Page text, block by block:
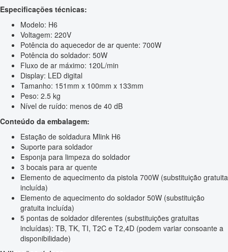
Especificações técnicas:
Modelo: H6
Voltagem: 220V
Potência do aquecedor de ar quente: 700W
Potência do soldador: 50W
Fluxo de ar máximo: 120L/min
Display: LED digital
Tamanho: 151mm x 100mm x 133mm
Peso: 2.5 kg
Nível de ruído: menos de 40 dB
Conteúdo da embalagem:
Estação de soldadura Mlink H6
Suporte para soldador
Esponja para limpeza do soldador
3 bocais para ar quente
Elemento de aquecimento da pistola 700W (substituição gratuita
incluída)
Elemento de aquecimento do soldador 50W (substituição
gratuita incluída)
5 pontas de soldador diferentes (substituições gratuitas
incluídas): TB, TK, TI, T2C e T2,4D (podem variar consoante a
disponibilidade)